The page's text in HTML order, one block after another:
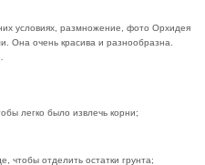
условиях, размножение, фото Орхидея
Она очень красива и разнообразна.
легко было извлечь корни;
чтобы отделить остатки грунта;